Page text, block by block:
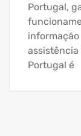
Portugal,
Portugal é